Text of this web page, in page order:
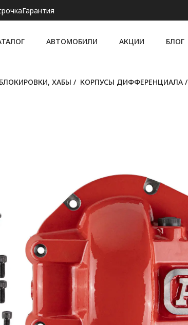
Гарантия
АВТОМОБИЛИ АКЦИИ БЛОГ
БЛОКИРОВКИ, ХАБЫ / КОРПУСЫ ДИФФЕРЕНЦИАЛА /